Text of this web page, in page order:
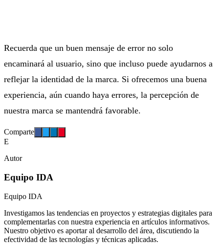
Recuerda que un buen mensaje de error no solo
encaminará al usuario, sino que incluso puede ayudarnos a
reflejar la identidad de la marca. Si ofrecemos una buena
experiencia, aún cuando haya errores, la percepción de
nuestra marca se mantendrá favorable.
Comparte
E
Autor
Equipo IDA
Equipo IDA
Investigamos las tendencias en proyectos y estrategias digitales para
complementarlas con nuestra experiencia en artículos informativos.
Nuestro objetivo es aportar al desarrollo del área, discutiendo la
efectividad de las tecnologías y técnicas aplicadas.